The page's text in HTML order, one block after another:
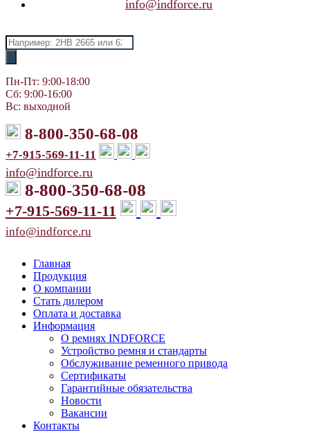
info@indforce.ru
Поиск
товаров
Пн-Пт: 9:00-18:00
Сб: 9:00-16:00
Вс: выходной
8-800-350-68-08
+7-915-569-11-11
info@indforce.ru
8-800-350-68-08
+7-915-569-11-11
info@indforce.ru
Главная
Продукция
О компании
Стать дилером
Оплата и доставка
Информация
О ремнях INDFORCE
Устройство ремня и стандарты
Обслуживание ременного привода
Сертификаты
Гарантийные обязательства
Новости
Вакансии
Контакты